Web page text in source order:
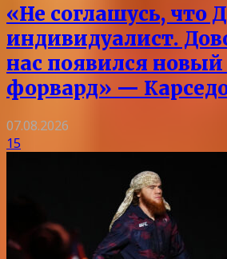
«Не соглашусь, что
индивидуалист.
нас появился
форвард» —
07.08.2026
15